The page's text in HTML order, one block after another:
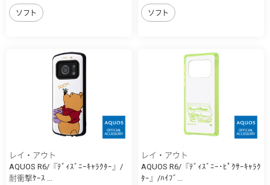
ソフト ソフト
レイ・アウト
AQUOS R6/『ﾃﾞｨｽﾞﾆｰｷｬﾗｸﾀｰ』/
耐衝撃ｹｰｽ ...
レイ・アウト
AQUOS R6/『ﾃﾞｨｽﾞﾆｰ･ﾋﾟｸｻｰｷｬﾗｸ
ﾀｰ』/ﾊｲﾌﾞ...